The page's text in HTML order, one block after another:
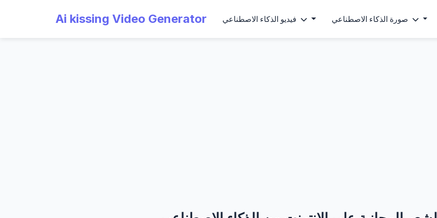
Ai kissing Video Generator